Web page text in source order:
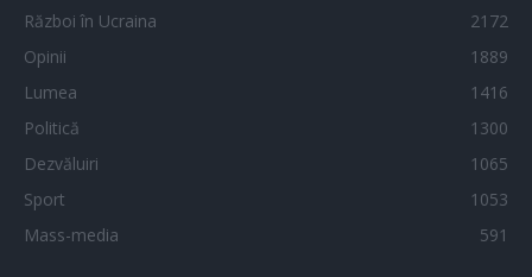
Război în Ucraina
2172
Opinii
1889
Lumea
1416
Politică
1300
Dezvăluiri
1065
Sport
1053
Mass-media
591